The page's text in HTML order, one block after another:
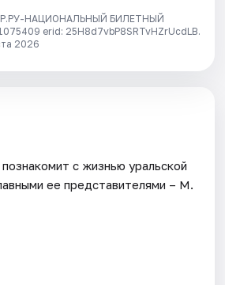
НАЦИОНАЛЬНЫЙ БИЛЕТНЫЙ
erid: 25H8d7vbP8SRTvHZrUcdLB.
2026
с жизнью уральской
ее представителями – М.